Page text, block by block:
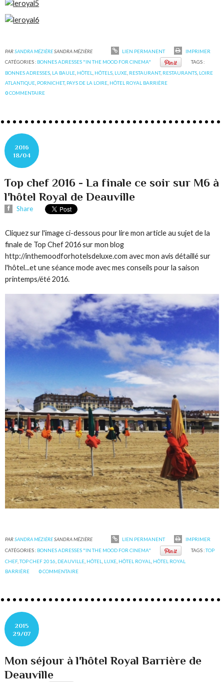
PARSANDRA MÉZIÈRESANDRA MÉZIÈRE LIEN PERMANENT
IMPRIMER
CATÉGORIES : BONNES ADRESSES "IN THE MOOD FOR CINEMA"
TAGS :
BONNES ADRESSES LA BAULE HÔTEL HÔTELS LUXE RESTAURANT, RESTAURANTS LOIRE
ATLANTIQUE PORNICHET, PAYS DE LA LOIRE HÔTEL ROYAL BARRIÈRE
0COMMENTAIRE
2016
18/04
Top chef 2016 - La finale ce soir sur M6 à
l'hôtel Royal de Deauville
Share
Cliquez sur l'image ci-dessous pour lire mon article au sujet de la
finale de Top Chef 2016 sur mon blog
http://inthemoodforhotelsdeluxe.com avec mon avis détaillé sur
l'hôtel...et une séance mode avec mes conseils pour la saison
printemps/été 2016.
PARSANDRA MÉZIÈRESANDRA MÉZIÈRE LIEN PERMANENT
IMPRIMER
CATÉGORIES : BONNES ADRESSES "IN THE MOOD FOR CINEMA" TAGS :TOP
CHEF,TOP CHEF 2016 DEAUVILLE HÔTEL LUXE HÔTEL ROYAL
HÔTEL ROYAL
BARRIÈRE
0COMMENTAIRE
2015
29/07
Mon séjour à l'hôtel Royal Barrière de
Deauville